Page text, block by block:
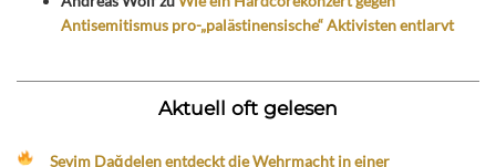
Antisemitismus pro-„palästinensische“ Aktivisten entlarvt
Aktuell oft gelesen
Sevim Dağdelen entdeckt die Wehrmacht in einer